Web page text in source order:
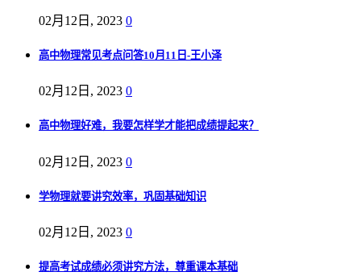
02月12日, 2023 0
高中物理常见考点问答10月11日-王小泽
02月12日, 2023 0
高中物理好难，我要怎样学才能把成绩提起来？
02月12日, 2023 0
学物理就要讲究效率，巩固基础知识
02月12日, 2023 0
提高考试成绩必须讲究方法，尊重课本基础